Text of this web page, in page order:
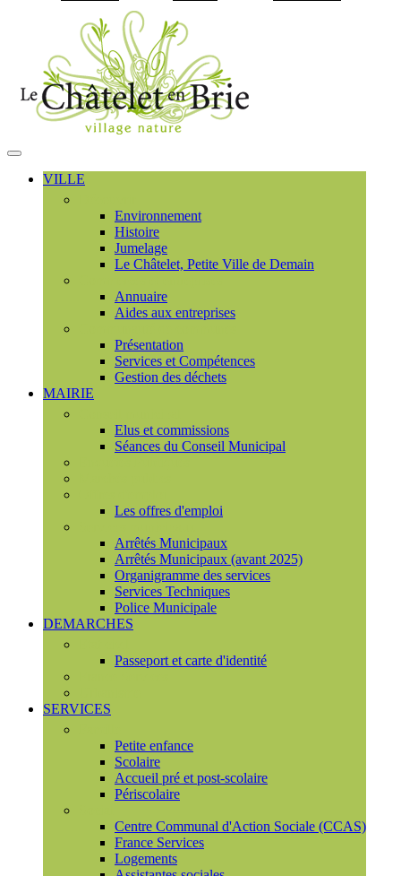
MENU
PRINCIPAL
VILLE
Environnement
Histoire
Jumelage
Le Châtelet, Petite Ville de Demain
Annuaire
Aides aux entreprises
Présentation
Services et Compétences
Gestion des déchets
MAIRIE
Elus et commissions
Séances du Conseil Municipal
Les offres d'emploi
Arrêtés Municipaux
Arrêtés Municipaux (avant 2025)
Organigramme des services
Services Techniques
Police Municipale
DEMARCHES
Passeport et carte d'identité
SERVICES
Petite enfance
Scolaire
Accueil pré et post-scolaire
Périscolaire
Centre Communal d'Action Sociale (CCAS)
France Services
Logements